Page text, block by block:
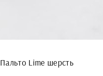
Пальто Lime шерсть